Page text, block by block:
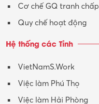
Y tế-Dược
Cơ chế GQ tranh chấp
Quy chế hoạt động
Hệ thống các Tỉnh
VietNamS.Work
Việc làm Phú Thọ
Việc làm Hải Phòng